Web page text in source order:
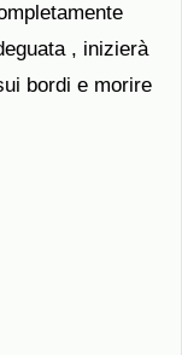
, inizierà
bordi e morire